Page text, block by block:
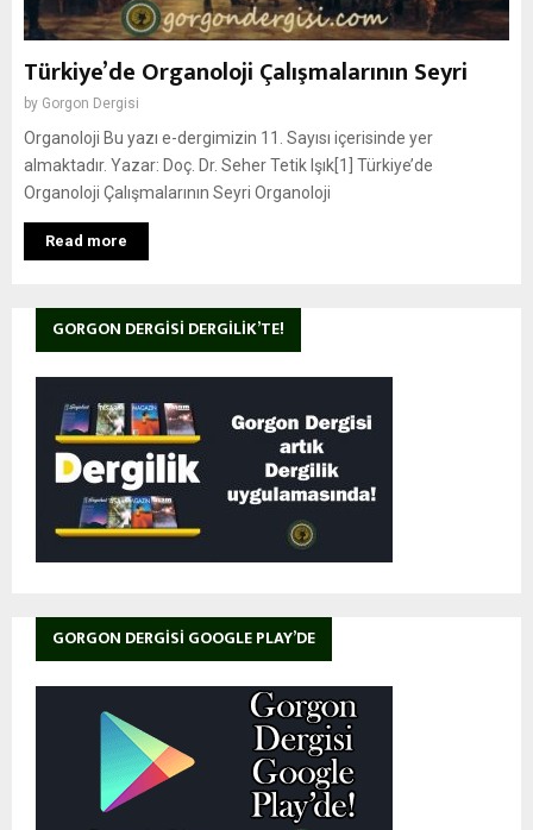
Türkiye’de Organoloji Çalışmalarının Seyri
by Gorgon Dergisi
Organoloji Bu yazı e-dergimizin 11. Sayısı içerisinde yer
almaktadır. Yazar: Doç. Dr. Seher Tetik Işık[1] Türkiye’de
Organoloji Çalışmalarının Seyri Organoloji
Read more
GORGON DERGISI DERGILIK’TE!
GORGON DERGISI GOOGLE PLAY’DE